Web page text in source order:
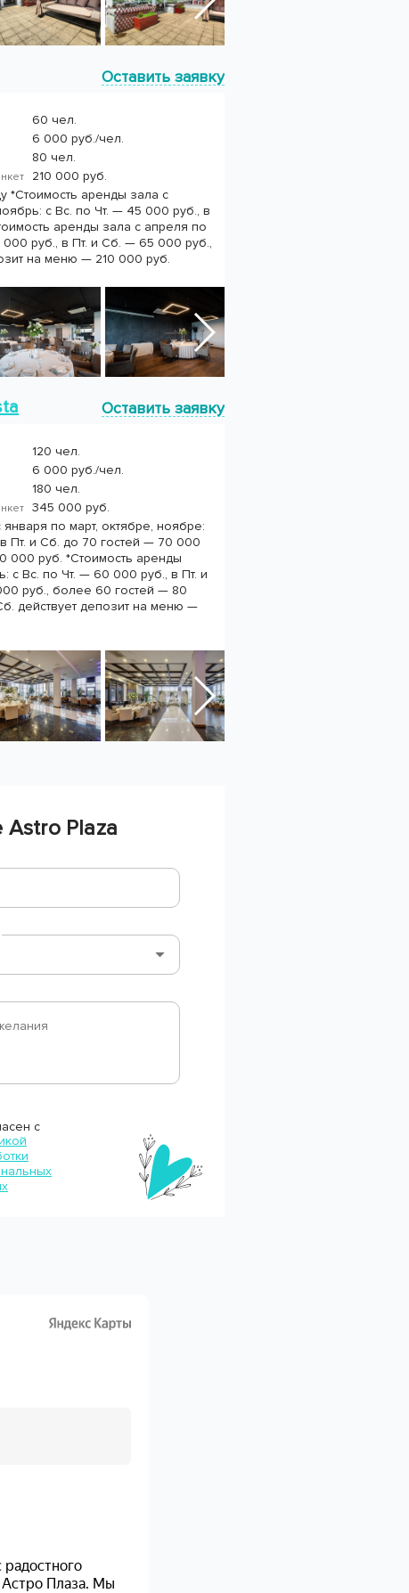
Оставить заявку
60 чел.
6 000 руб./чел.
80 чел.
210 000 руб.
*Стоимость аренды зала с
с Вс. по Чт. — 45 000 руб., в
аренды зала с апреля по
000 руб., в Пт. и Сб. — 65 000 руб.,
на меню — 210 000 руб.
Оставить заявку
120 чел.
6 000 руб./чел.
180 чел.
345 000 руб.
по март, октябре, ноябре:
Пт. и Сб. до 70 гостей — 70 000
000 руб. *Стоимость аренды
с Вс. по Чт. — 60 000 руб., в Пт. и
руб., более 60 гостей — 80
действует депозит на меню —
Astro Plaza
с